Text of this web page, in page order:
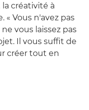
créativité à
« Vous n'avez pas
vous laissez pas
Il vous suffit de
créer tout en